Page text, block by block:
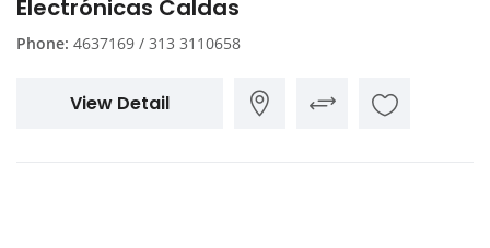
Electrónicas Caldas
Phone: 4637169 / 313 3110658
View Detail